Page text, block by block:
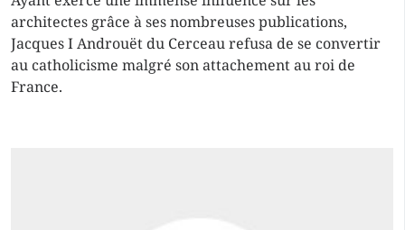
architectes grâce à ses nombreuses publications,
Jacques I Androuët du Cerceau refusa de se convertir
au catholicisme malgré son attachement au roi de
France.